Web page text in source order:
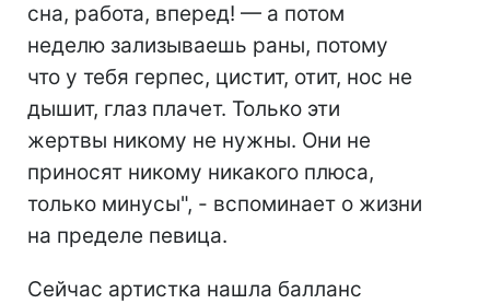
сна, работа, вперед! — а потом
неделю зализываешь раны, потому
что у тебя герпес, цистит, отит, нос не
дышит, глаз плачет. Только эти
жертвы никому не нужны. Они не
приносят никому никакого плюса,
только минусы", - вспоминает о жизни
на пределе певица.
Сейчас артистка нашла балланс